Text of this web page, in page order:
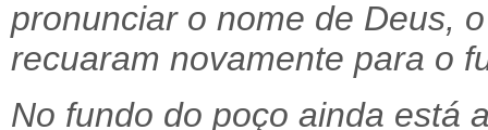
pronunciar o nome de Deus,
recuaram novamente para o
No fundo do poço ainda está